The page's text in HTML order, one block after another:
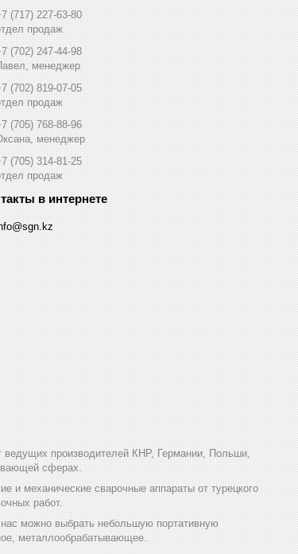
(717) 227-63-80
продаж
(702) 247-44-98
менеджер
(702) 819-07-05
продаж
(705) 768-88-96
менеджер
(705) 314-81-25
продаж
производителей КНР, Германии, Польши,
сферах.
и механические сварочные аппараты от турецкого
работ.
можно выбрать небольшую портативную
металлообрабатывающее.